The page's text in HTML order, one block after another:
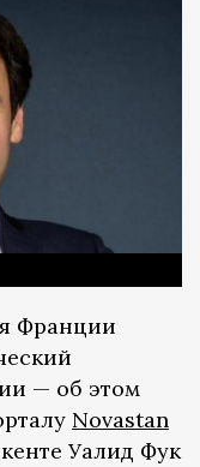
Франции
— об этом
Novastan
Уалид Фук